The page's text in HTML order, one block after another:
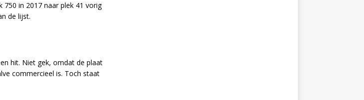
750 in 2017 naar plek 41 vorig
de lijst.
hit. Niet gek, omdat de plaat
commercieel is. Toch staat